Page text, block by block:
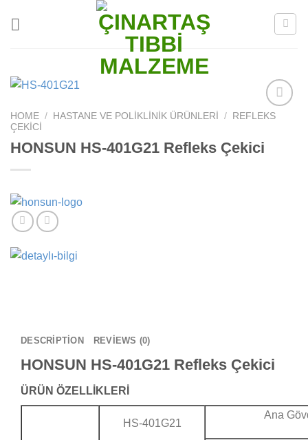
Add to
HOME / HASTANE VE POLIKLINIK ÜRÜNLERI /
REFLEKS
ÇEKICI
HONSUN HS-401G21 Refleks Çekici
DESCRIPTION REVIEWS (0)
HONSUN HS-401G21 Refleks Çekici
ÜRÜN ÖZELLİKLERİ
HS-401G21
Ana